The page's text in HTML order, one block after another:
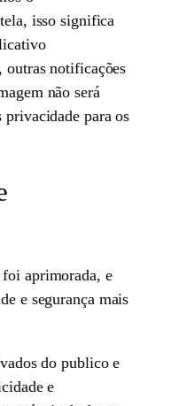
isso significa
outras notificações
não será
para os
aprimorada, e
e segurança mais
do publico e
e